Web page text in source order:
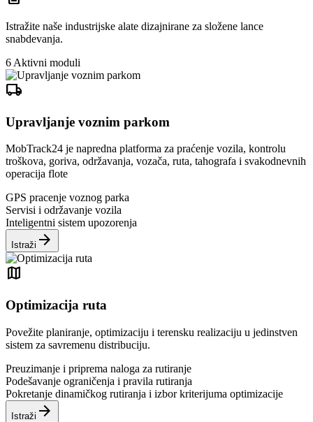
Istražite naše industrijske alate dizajnirane za složene lance
snabdevanja.
6 Aktivni moduli
local_shipping
Upravljanje voznim parkom
MobTrack24 je napredna platforma za praćenje vozila, kontrolu
troškova, goriva, održavanja, vozača, ruta, tahografa i svakodnevnih
operacija flote
GPS pracenje voznog parka
Servisi i održavanje vozila
Inteligentni sistem upozorenja
Istraži arrow_forward
map
Optimizacija ruta
Povežite planiranje, optimizaciju i terensku realizaciju u jedinstven
sistem za savremenu distribuciju.
Preuzimanje i priprema naloga za rutiranje
Podešavanje ograničenja i pravila rutiranja
Pokretanje dinamičkog rutiranja i izbor kriterijuma optimizacije
Istraži arrow_forward